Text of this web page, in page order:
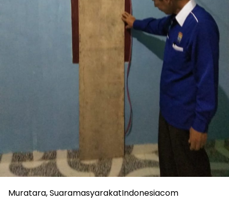
Muratara, SuaramasyarakatIndonesiacom